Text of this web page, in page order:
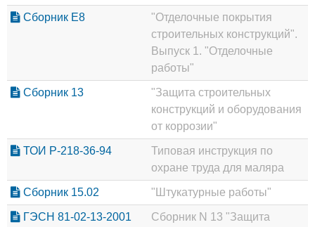
Сборник Е8
"Отделочные покрытия
строительных конструкций".
Выпуск 1. "Отделочные
работы"
Сборник 13
"Защита строительных
конструкций и оборудования
от коррозии"
ТОИ Р-218-36-94
Типовая инструкция по
охране труда для маляра
Сборник 15.02 "Штукатурные работы"
ГЭСН 81-02-13-2001
Сборник N 13 "Защита